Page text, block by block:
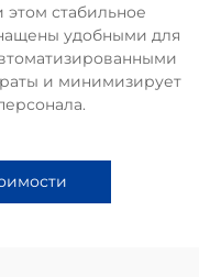
стабильное
удобными для
и минимизирует